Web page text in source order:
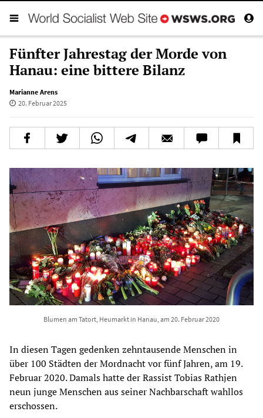
Fünfter Jahrestag der Morde von
Hanau: eine bittere Bilanz
Marianne Arens
20. Februar 2025
Blumen am Tatort, Heumarkt in Hanau, am 20. Februar 2020
In diesen Tagen gedenken zehntausende Menschen in
über 100 Städten der Mordnacht vor fünf Jahren, am 19.
Februar 2020. Damals hatte der Rassist Tobias Rathjen
neun junge Menschen aus seiner Nachbarschaft wahllos
erschossen.